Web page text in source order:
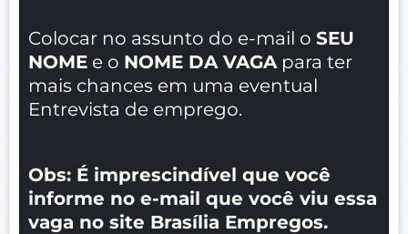
Colocar no assunto do e-mail o SEU
NOME e o NOME DA VAGA para ter
mais chances em uma eventual
Entrevista de emprego.
Obs: É imprescindível que você
informe no e-mail que você viu essa
vaga no site Brasília Empregos.